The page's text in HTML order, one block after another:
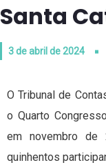
Santa
3 de abril de 2024
O Tribunal de
o Quarto
em novembro de
quinhentos